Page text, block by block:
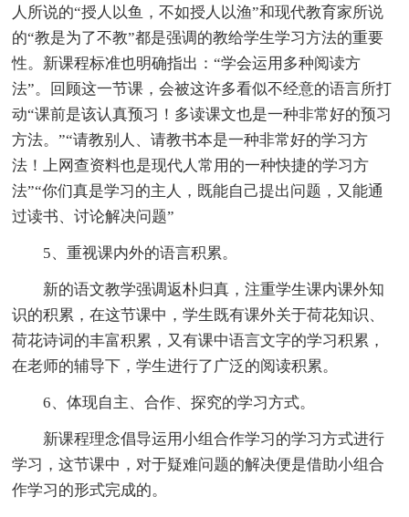
人所说的“授人以鱼，不如授人以渔”和现代教育家所说
的“教是为了不教”都是强调的教给学生学习方法的重要
性。新课程标准也明确指出：“学会运用多种阅读方
法”。回顾这一节课，会被这许多看似不经意的语言所打
动“课前是该认真预习！多读课文也是一种非常好的预习
方法。”“请教别人、请教书本是一种非常好的学习方
法！上网查资料也是现代人常用的一种快捷的学习方
法”“你们真是学习的主人，既能自己提出问题，又能通
过读书、讨论解决问题”
5、重视课内外的语言积累。
新的语文教学强调返朴归真，注重学生课内课外知
识的积累，在这节课中，学生既有课外关于荷花知识、
荷花诗词的丰富积累，又有课中语言文字的学习积累，
在老师的辅导下，学生进行了广泛的阅读积累。
6、体现自主、合作、探究的学习方式。
新课程理念倡导运用小组合作学习的学习方式进行
学习，这节课中，对于疑难问题的解决便是借助小组合
作学习的形式完成的。